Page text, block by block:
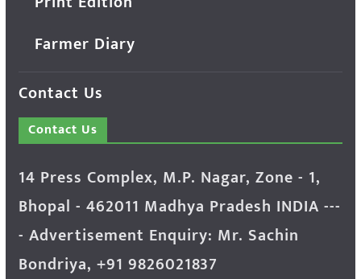
Farmer Diary
Contact Us
Contact Us
14 Press Complex, M.P. Nagar, Zone - 1,
Bhopal - 462011 Madhya Pradesh INDIA ---
- Advertisement Enquiry: Mr. Sachin
Bondriya, +91 9826021837